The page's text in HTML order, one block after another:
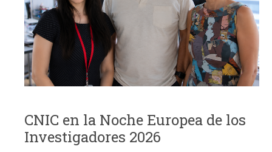
CNIC en la Noche Europea de los
Investigadores 2026